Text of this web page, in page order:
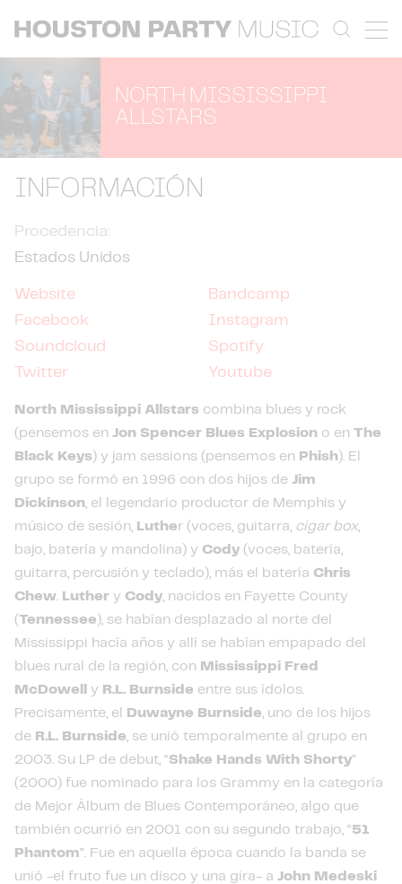
NORTH MISSISSIPPI
ALLSTARS
INFORMACIÓN
Procedencia:
Estados Unidos
Website
Bandcamp
Facebook
Instagram
Soundcloud
Spotify
Twitter
Youtube
North Mississippi Allstars combina blues y rock
(pensemos en Jon Spencer Blues Explosion o en The
Black Keys ) y jam sessions (pensemos en Phish). El
grupo se formó en 1996 con dos hijos de Jim
Dickinson, el legendario productor de Memphis y
músico de sesión, Luther (voces, guitarra, cigar box,
bajo, batería y mandolina) y Cody (voces, batería,
guitarra, percusión y teclado), más el batería Chris
Chew. Luther y Cody, nacidos en Fayette County
(Tennessee ), se habían desplazado al norte del
Mississippi hacía años y allí se habían empapado del
blues rural de la región, con Mississippi Fred
McDowell
y R.L. Burnside entre sus ídolos.
Precisamente, el
Duwayne Burnside, uno de los hijos
de R.L. Burnside, se unió temporalmente al grupo en
2003. Su LP de debut, “Shake Hands With Shorty”
(2000) fue nominado para los Grammy en la categoría
de Mejor Álbum de Blues Contemporáneo, algo que
también ocurrió en 2001 con su segundo trabajo, “51
Phantom”. Fue en aquella época cuando la banda se
unió -el fruto fue un disco y una gira- a John Medeski